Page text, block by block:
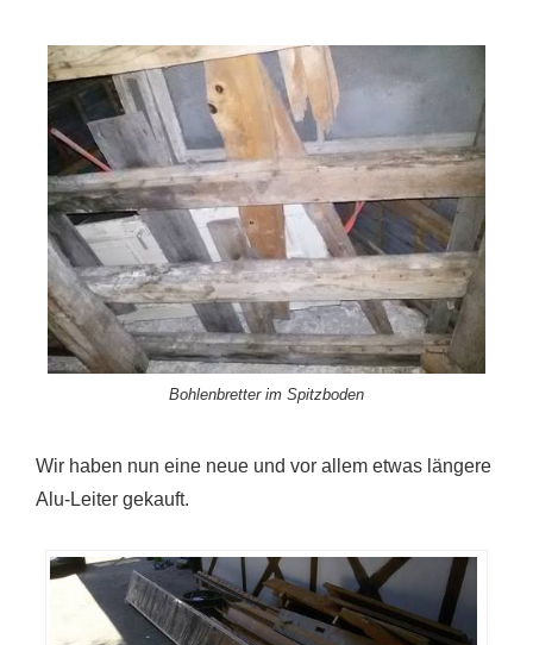
Bohlenbretter im Spitzboden
Wir haben nun eine neue und vor allem etwas längere
Alu-Leiter gekauft.